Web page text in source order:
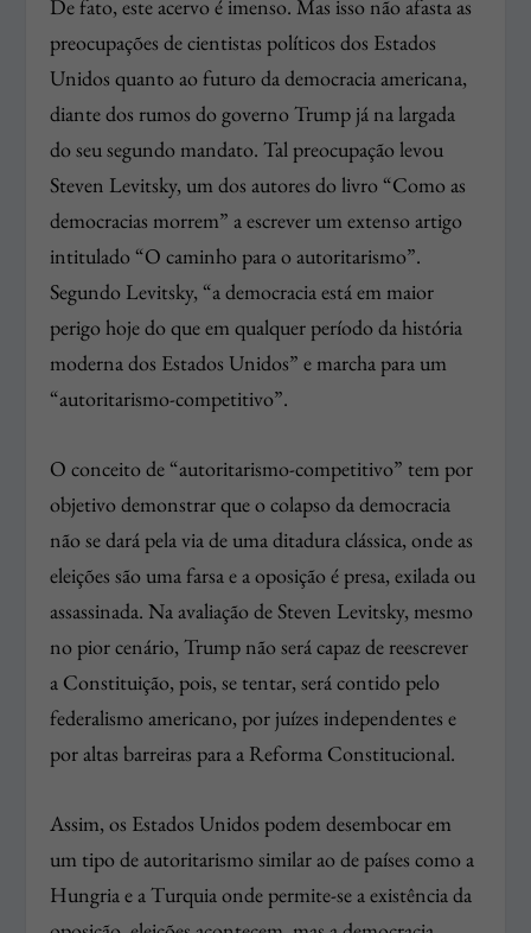
De fato, este acervo é imenso. Mas isso não afasta as
preocupações de cientistas políticos dos Estados
Unidos quanto ao futuro da democracia americana,
diante dos rumos do governo Trump já na largada
do seu segundo mandato. Tal preocupação levou
Steven Levitsky, um dos autores do livro “Como as
democracias morrem” a escrever um extenso artigo
intitulado “O caminho para o autoritarismo”.
Segundo Levitsky, “a democracia está em maior
perigo hoje do que em qualquer período da história
moderna dos Estados Unidos” e marcha para um
“autoritarismo-competitivo”.
O conceito de “autoritarismo-competitivo” tem por
objetivo demonstrar que o colapso da democracia
não se dará pela via de uma ditadura clássica, onde as
eleições são uma farsa e a oposição é presa, exilada ou
assassinada. Na avaliação de Steven Levitsky, mesmo
no pior cenário, Trump não será capaz de reescrever
a Constituição, pois, se tentar, será contido pelo
federalismo americano, por juízes independentes e
por altas barreiras para a Reforma Constitucional.
Assim, os Estados Unidos podem desembocar em
um tipo de autoritarismo similar ao de países como a
Hungria e a Turquia onde permite-se a existência da